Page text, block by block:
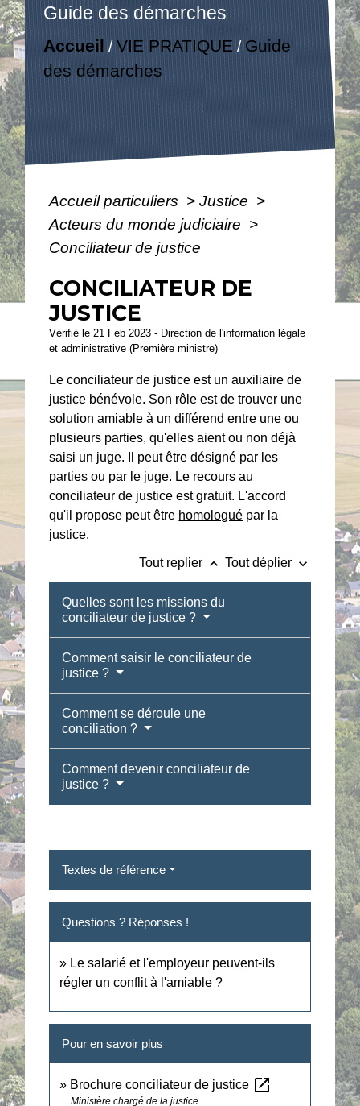
Guide des démarches
Accueil /VIE PRATIQUE / Guide
des démarches
Accueil particuliers > Justice >
Acteurs du monde judiciaire >
Conciliateur de justice
CONCILIATEUR DE
JUSTICE
Vérifié le 21 Feb 2023 - Direction de l'information légale
et administrative (Première ministre)
Le conciliateur de justice est un auxiliaire de
justice bénévole. Son rôle est de trouver une
solution amiable à un différend entre une ou
plusieurs parties, qu'elles aient ou non déjà
saisi un juge. Il peut être désigné par les
parties ou par le juge. Le recours au
conciliateur de justice est gratuit. L'accord
qu'il propose peut être homologué par la
justice.
Tout replier keyboard_arrow_up Tout déplier keyboard_arrow_down
Quelles sont les missions du
conciliateur de justice ?
Comment saisir le conciliateur de
justice ?
Comment se déroule une
conciliation ?
Comment devenir conciliateur de
justice ?
Textes de référence
Questions ? Réponses !
Le salarié et l'employeur peuvent-ils
régler un conflit à l'amiable ?
Pour en savoir plus
Brochure conciliateur de justice open_in_new
Ministère chargé de la justice